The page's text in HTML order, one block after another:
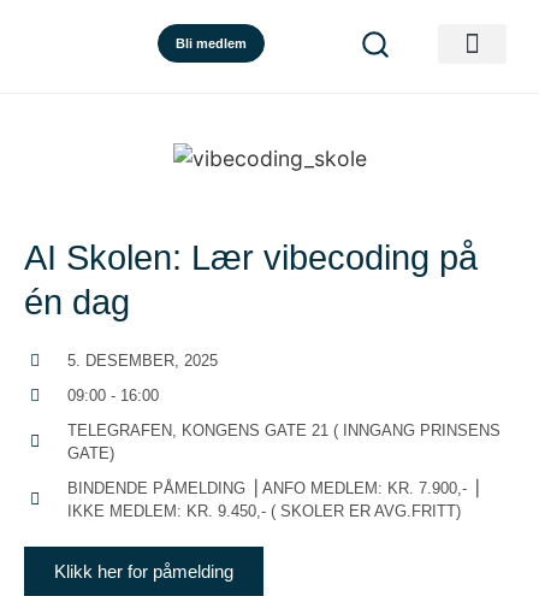
Bli medlem
AI Skolen: Lær vibecoding på
én dag
5. DESEMBER, 2025
09:00 - 16:00
TELEGRAFEN, KONGENS GATE 21 ( INNGANG PRINSENS
GATE)
BINDENDE PÅMELDING ⎟ ANFO MEDLEM: KR. 7.900,- ⎟
IKKE MEDLEM: KR. 9.450,- ( SKOLER ER AVG.FRITT)
Klikk her for påmelding